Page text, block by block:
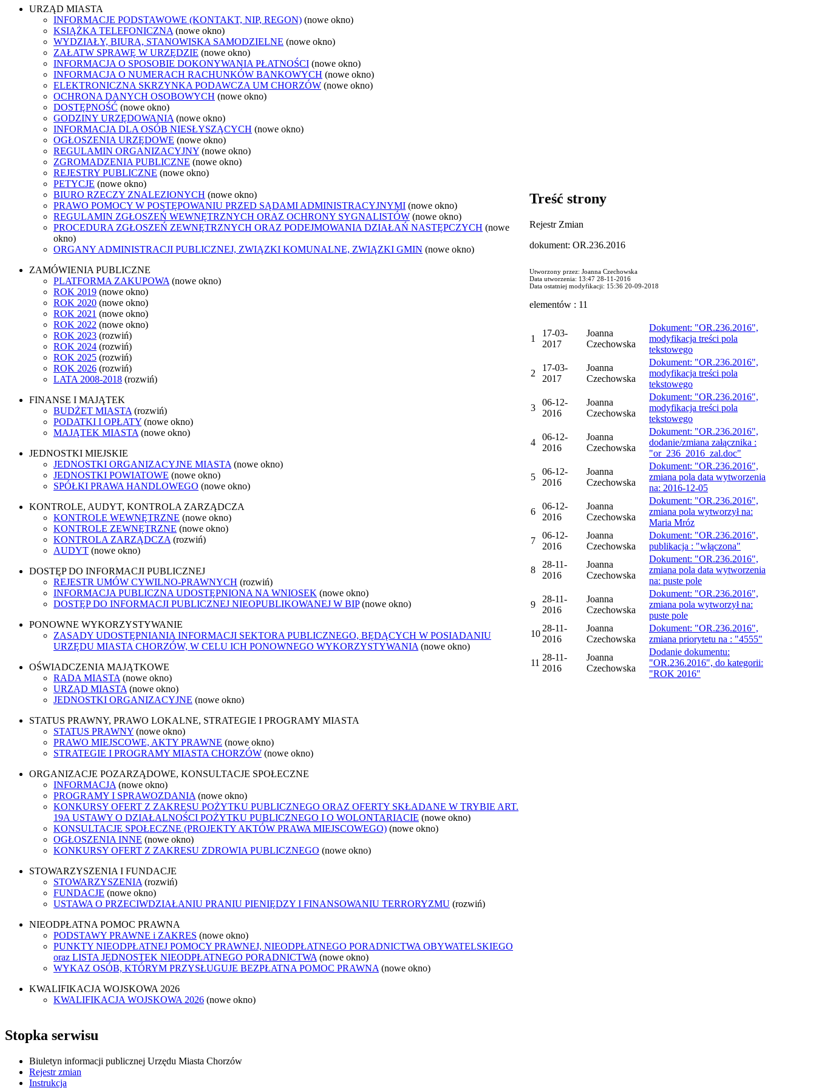
URZĄD MIASTA
INFORMACJE PODSTAWOWE (KONTAKT, NIP, REGON) (nowe okno)
KSIĄŻKA TELEFONICZNA (nowe okno)
WYDZIAŁY, BIURA, STANOWISKA SAMODZIELNE (nowe okno)
ZAŁATW SPRAWĘ W URZĘDZIE (nowe okno)
INFORMACJA O SPOSOBIE DOKONYWANIA PŁATNOŚCI (nowe okno)
INFORMACJA O NUMERACH RACHUNKÓW BANKOWYCH (nowe okno)
ELEKTRONICZNA SKRZYNKA PODAWCZA UM CHORZÓW (nowe okno)
OCHRONA DANYCH OSOBOWYCH (nowe okno)
DOSTĘPNOŚĆ (nowe okno)
GODZINY URZĘDOWANIA (nowe okno)
INFORMACJA DLA OSÓB NIESŁYSZĄCYCH (nowe okno)
OGŁOSZENIA URZĘDOWE (nowe okno)
REGULAMIN ORGANIZACYJNY (nowe okno)
ZGROMADZENIA PUBLICZNE (nowe okno)
REJESTRY PUBLICZNE (nowe okno)
PETYCJE (nowe okno)
BIURO RZECZY ZNALEZIONYCH (nowe okno)
PRAWO POMOCY W POSTĘPOWANIU PRZED SĄDAMI ADMINISTRACYJNYMI (nowe okno)
REGULAMIN ZGŁOSZEŃ WEWNĘTRZNYCH ORAZ OCHRONY SYGNALISTÓW (nowe okno)
PROCEDURA ZGŁOSZEŃ ZEWNĘTRZNYCH ORAZ PODEJMOWANIA DZIAŁAŃ NASTĘPCZYCH (nowe
okno)
ORGANY ADMINISTRACJI PUBLICZNEJ, ZWIĄZKI KOMUNALNE, ZWIĄZKI GMIN (nowe okno)
ZAMÓWIENIA PUBLICZNE
PLATFORMA ZAKUPOWA (nowe okno)
ROK 2019 (nowe okno)
ROK 2020 (nowe okno)
ROK 2021 (nowe okno)
ROK 2022 (nowe okno)
ROK 2023 (rozwiń)
ROK 2024 (rozwiń)
ROK 2025 (rozwiń)
ROK 2026 (rozwiń)
LATA 2008-2018 (rozwiń)
FINANSE I MAJĄTEK
BUDŻET MIASTA (rozwiń)
PODATKI I OPŁATY (nowe okno)
MAJĄTEK MIASTA (nowe okno)
JEDNOSTKI MIEJSKIE
JEDNOSTKI ORGANIZACYJNE MIASTA (nowe okno)
JEDNOSTKI POWIATOWE (nowe okno)
SPÓŁKI PRAWA HANDLOWEGO (nowe okno)
KONTROLE, AUDYT, KONTROLA ZARZĄDCZA
KONTROLE WEWNĘTRZNE (nowe okno)
KONTROLE ZEWNĘTRZNE (nowe okno)
KONTROLA ZARZĄDCZA (rozwiń)
AUDYT (nowe okno)
DOSTĘP DO INFORMACJI PUBLICZNEJ
REJESTR UMÓW CYWILNO-PRAWNYCH (rozwiń)
INFORMACJA PUBLICZNA UDOSTĘPNIONA NA WNIOSEK (nowe okno)
DOSTĘP DO INFORMACJI PUBLICZNEJ NIEOPUBLIKOWANEJ W BIP (nowe okno)
PONOWNE WYKORZYSTYWANIE
ZASADY UDOSTĘPNIANIA INFORMACJI SEKTORA PUBLICZNEGO, BĘDĄCYCH W POSIADANIU
URZĘDU MIASTA CHORZÓW, W CELU ICH PONOWNEGO WYKORZYSTYWANIA (nowe okno)
OŚWIADCZENIA MAJĄTKOWE
RADA MIASTA (nowe okno)
URZĄD MIASTA (nowe okno)
JEDNOSTKI ORGANIZACYJNE (nowe okno)
STATUS PRAWNY, PRAWO LOKALNE, STRATEGIE I PROGRAMY MIASTA
STATUS PRAWNY (nowe okno)
PRAWO MIEJSCOWE, AKTY PRAWNE (nowe okno)
STRATEGIE I PROGRAMY MIASTA CHORZÓW (nowe okno)
ORGANIZACJE POZARZĄDOWE, KONSULTACJE SPOŁECZNE
INFORMACJA (nowe okno)
PROGRAMY I SPRAWOZDANIA (nowe okno)
KONKURSY OFERT Z ZAKRESU POŻYTKU PUBLICZNEGO ORAZ OFERTY SKŁADANE W TRYBIE ART.
19A USTAWY O DZIAŁALNOŚCI POŻYTKU PUBLICZNEGO I O WOLONTARIACIE (nowe okno)
KONSULTACJE SPOŁECZNE (PROJEKTY AKTÓW PRAWA MIEJSCOWEGO) (nowe okno)
OGŁOSZENIA INNE (nowe okno)
KONKURSY OFERT Z ZAKRESU ZDROWIA PUBLICZNEGO (nowe okno)
STOWARZYSZENIA I FUNDACJE
STOWARZYSZENIA (rozwiń)
FUNDACJE (nowe okno)
USTAWA O PRZECIWDZIAŁANIU PRANIU PIENIĘDZY I FINANSOWANIU TERRORYZMU (rozwiń)
NIEODPŁATNA POMOC PRAWNA
PODSTAWY PRAWNE i ZAKRES (nowe okno)
PUNKTY NIEODPŁATNEJ POMOCY PRAWNEJ, NIEODPŁATNEGO PORADNICTWA OBYWATELSKIEGO
oraz LISTA JEDNOSTEK NIEODPŁATNEGO PORADNICTWA (nowe okno)
WYKAZ OSÓB, KTÓRYM PRZYSŁUGUJE BEZPŁATNA POMOC PRAWNA (nowe okno)
KWALIFIKACJA WOJSKOWA 2026
KWALIFIKACJA WOJSKOWA 2026 (nowe okno)
Treść strony
Rejestr Zmian
dokument: OR.236.2016
Utworzony przez: Joanna Czechowska
Data utworzenia: 13:47 28-11-2016
Data ostatniej modyfikacji: 15:36 20-09-2018
elementów : 11
1
17-03-
2017
Joanna
Czechowska
Dokument: "OR.236.2016",
modyfikacja treści pola
tekstowego
2
17-03-
2017
Joanna
Czechowska
Dokument: "OR.236.2016",
modyfikacja treści pola
tekstowego
3
06-12-
2016
Joanna
Czechowska
Dokument: "OR.236.2016",
modyfikacja treści pola
tekstowego
4
06-12-
2016
Joanna
Czechowska
Dokument: "OR.236.2016",
dodanie/zmiana załącznika :
"or_236_2016_zal.doc"
5
06-12-
2016
Joanna
Czechowska
Dokument: "OR.236.2016",
zmiana pola data wytworzenia
na: 2016-12-05
6
06-12-
2016
Joanna
Czechowska
Dokument: "OR.236.2016",
zmiana pola wytworzył na:
Maria Mróz
7
06-12-
2016
Joanna
Czechowska
Dokument: "OR.236.2016",
publikacja : "włączona"
8
28-11-
2016
Joanna
Czechowska
Dokument: "OR.236.2016",
zmiana pola data wytworzenia
na: puste pole
9
28-11-
2016
Joanna
Czechowska
Dokument: "OR.236.2016",
zmiana pola wytworzył na:
puste pole
10
28-11-
2016
Joanna
Czechowska
Dokument: "OR.236.2016",
zmiana priorytetu na : "4555"
11
28-11-
2016
Joanna
Czechowska
Dodanie dokumentu:
"OR.236.2016", do kategorii:
"ROK 2016"
Stopka serwisu
Biuletyn informacji publicznej Urzędu Miasta Chorzów
Rejestr zmian
Instrukcja